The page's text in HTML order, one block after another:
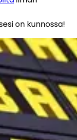
on kunnossa!